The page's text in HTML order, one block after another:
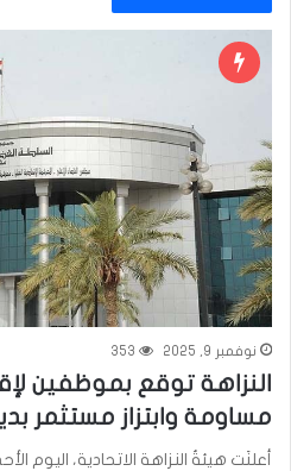
نوفمبر 9, 2025 353
النزاهة توقع بموظفين
مساومة وابتزاز مستثمر
أعلنَت هيئةُ النزاهة الاتحادية، اليوم